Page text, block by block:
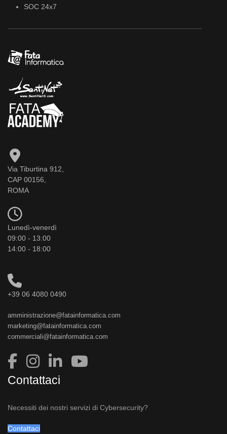
SOC 24x7
Via Tiburtina 912,
CAP 00156,
ROMA
Lunedì-venerdì
09:00 - 13:00
14:00 - 18:00
+39 06 4080 0490
amministrazione@fatainformatica.com
marketing@fatainformatica.com
commerciali@fatainformatica.com
Contattaci
Necessiti dei nostri servizi di Cybersecurity?
Contattaci